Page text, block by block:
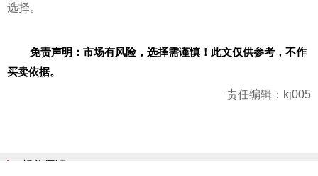
选择。
免责声明：市场有风险，选择需谨慎！此文仅供参考，不作
买卖依据。
责任编辑：kj005
相关阅读